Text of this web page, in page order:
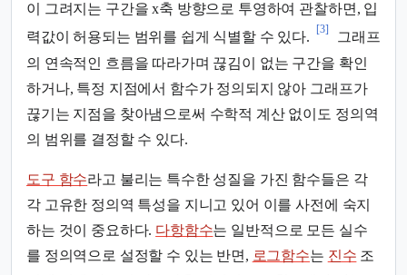
이 그려지는 구간을 x축 방향으로 투영하여 관찰하면, 입
력값이 허용되는 범위를 쉽게 식별할 수 있다.
[3]
그래프
의 연속적인 흐름을 따라가며 끊김이 없는 구간을 확인
하거나, 특정 지점에서 함수가 정의되지 않아 그래프가
끊기는 지점을 찾아냄으로써 수학적 계산 없이도 정의역
의 범위를 결정할 수 있다.
도구 함수라고 불리는 특수한 성질을 가진 함수들은 각
각 고유한 정의역 특성을 지니고 있어 이를 사전에 숙지
하는 것이 중요하다. 다항함수는 일반적으로 모든 실수
를 정의역으로 설정할 수 있는 반면, 로그함수는 진수 조